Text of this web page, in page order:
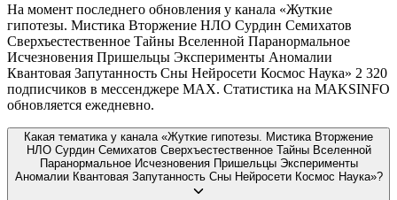
На момент последнего обновления у канала «Жуткие
гипотезы. Мистика Вторжение НЛО Сурдин Семихатов
Сверхъестественное Тайны Вселенной Паранормальное
Исчезновения Пришельцы Эксперименты Аномалии
Квантовая Запутанность Сны Нейросети Космос Наука» 2 320
подписчиков в мессенджере MAX. Статистика на MAKSINFO
обновляется ежедневно.
Какая тематика у канала «Жуткие гипотезы. Мистика Вторжение
НЛО Сурдин Семихатов Сверхъестественное Тайны Вселенной
Паранормальное Исчезновения Пришельцы Эксперименты
Аномалии Квантовая Запутанность Сны Нейросети Космос Наука»?